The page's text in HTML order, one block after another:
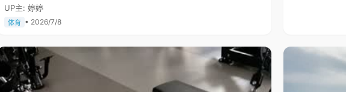
UP主: 婷婷
体育 • 2026/7/8